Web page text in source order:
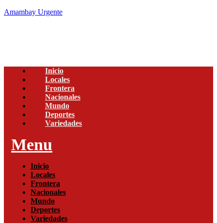
Amambay Urgente
Inicio
Locales
Frontera
Nacionales
Mundo
Deportes
Variedades
Menu
Inicio
Locales
Frontera
Nacionales
Mundo
Deportes
Variedades